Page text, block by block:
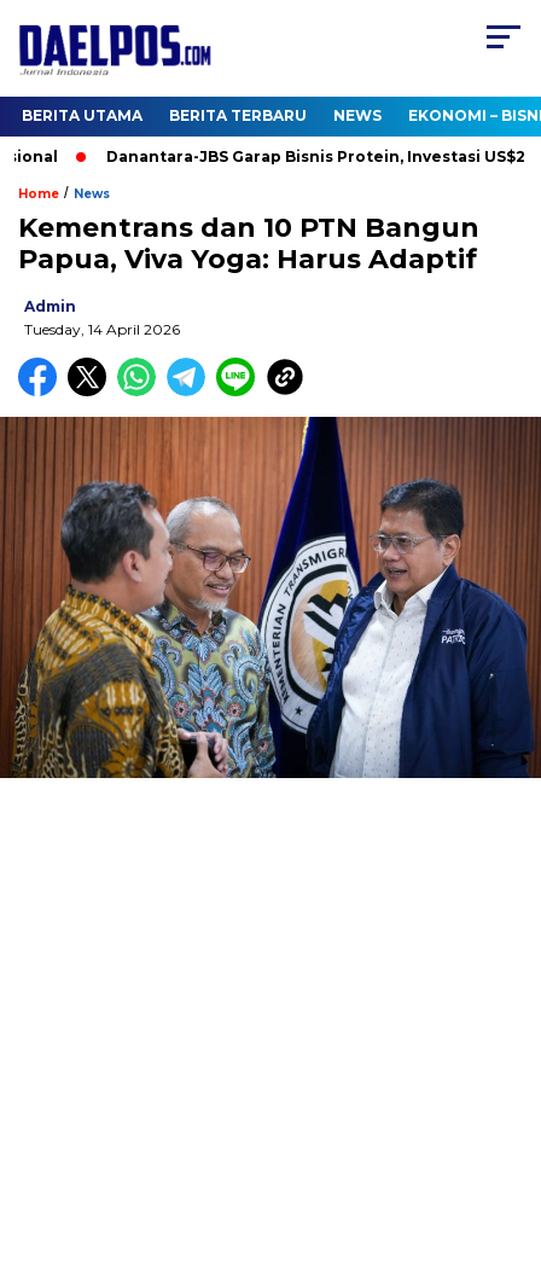
BERITA UTAMA BERITA TERBARU NEWS EKONOMI –
Danantara-JBS Garap Bisnis Protein, Investasi US$2,5
Home / News
Kementrans dan 10 PTN Bangun
Papua, Viva Yoga: Harus Adaptif
Admin
Tuesday, 14 April 2026